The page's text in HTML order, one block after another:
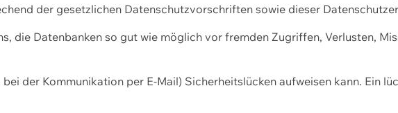
der gesetzlichen Datenschutzvorschriften sowie dieser
die Datenbanken so gut wie möglich vor fremden Zugriffen, Verlusten,
der Kommunikation per E-Mail) Sicherheitslücken aufweisen kann. Ein